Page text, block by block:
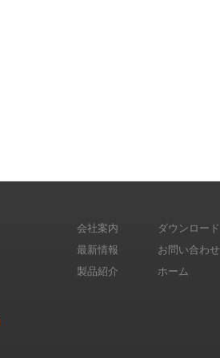
会社案内
最新情報
製品紹介
ダウンロード
お問い合わせ
ホーム